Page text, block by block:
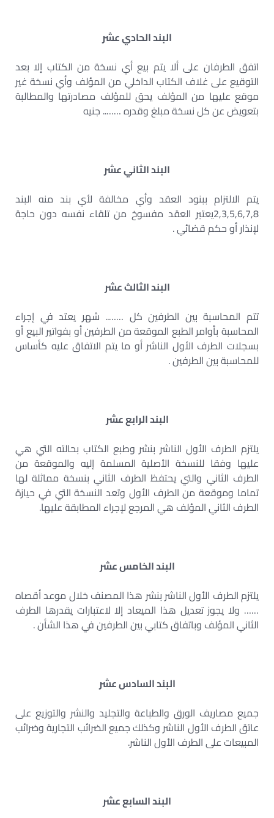
البند الحادي عشر
اتفق الطرفان على ألا يتم بيع أي نسخة من الكتاب إلا بعد
التوقيع على غلاف الكتاب الداخلي من المؤلف وأي نسخة غير
موقع عليها من المؤلف يحق للمؤلف مصادرتها والمطالبة
بتعويض عن كل نسخة مبلغ وقدره …….. جنيه
البند الثاني عشر
يتم الالتزام ببنود العقد وأي مخالفة لأي بند منه البند
2,3,5,6,7,8يعتبر العقد مفسوخ من تلقاء نفسه دون حاجة
لإنذار أو حكم قضائي .
البند الثالث عشر
تتم المحاسبة بين الطرفين كل …….. شهر يعتد في إجراء
المحاسبة بأوامر الطبع الموقعة من الطرفين أو بفواتير البيع أو
بسجلات الطرف الأول الناشر أو ما يتم الاتفاق عليه كأساس
للمحاسبة بين الطرفين .
البند الرابع عشر
يلتزم الطرف الأول الناشر بنشر وطبع الكتاب بحالته التي هي
عليها وفقا للنسخة الأصلية المسلمة إليه والموقعة من
الطرف الثاني والتي يحتفظ الطرف الثاني بنسخة مماثلة لها
تماما وموقعة من الطرف الأول وتعد النسخة التي في حيازة
الطرف الثاني المؤلف هي المرجع لإجراء المطابقة عليها.
البند الخامس عشر
يلتزم الطرف الأول الناشر بنشر هذا المصنف خلال موعد أقصاه
…… ولا يجوز تعديل هذا الميعاد إلا لاعتبارات يقدرها الطرف
الثاني المؤلف وباتفاق كتابي بين الطرفين في هذا الشأن .
البند السادس عشر
جميع مصاريف الورق والطباعة والتجليد والنشر والتوزيع على
عاتق الطرف الأول الناشر وكذلك جميع الضرائب التجارية وضرائب
المبيعات على الطرف الأول الناشر.
البند السابع عشر